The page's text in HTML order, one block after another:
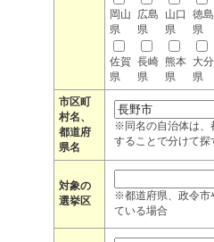
岡山
県
広島
県
山口
県
徳島
県
佐賀
県
長崎
県
熊本
県
大分
県
市区町
村名、
都道府
県名
※同名の自治体は、
することで分けて探
対象の
選挙区
※都道府県、政令市
ている場合